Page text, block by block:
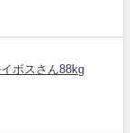
ボスさん88kg